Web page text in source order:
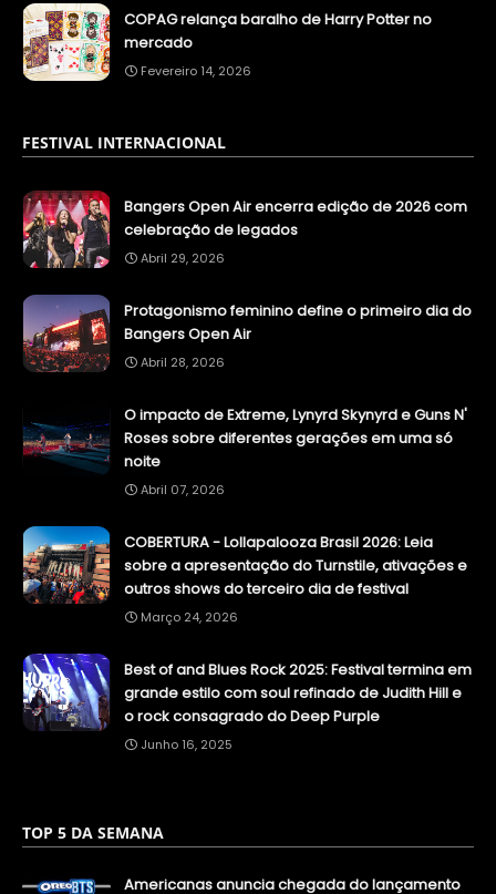
COPAG relança baralho de Harry Potter no
mercado
Fevereiro 14, 2026
FESTIVAL INTERNACIONAL
Bangers Open Air encerra edição de 2026 com
celebração de legados
Abril 29, 2026
Protagonismo feminino define o primeiro dia do
Bangers Open Air
Abril 28, 2026
O impacto de Extreme, Lynyrd Skynyrd e Guns N'
Roses sobre diferentes gerações em uma só
noite
Abril 07, 2026
COBERTURA - Lollapalooza Brasil 2026: Leia
sobre a apresentação do Turnstile, ativações e
outros shows do terceiro dia de festival
Março 24, 2026
Best of and Blues Rock 2025: Festival termina em
grande estilo com soul refinado de Judith Hill e
o rock consagrado do Deep Purple
Junho 16, 2025
TOP 5 DA SEMANA
Americanas anuncia chegada do lançamento